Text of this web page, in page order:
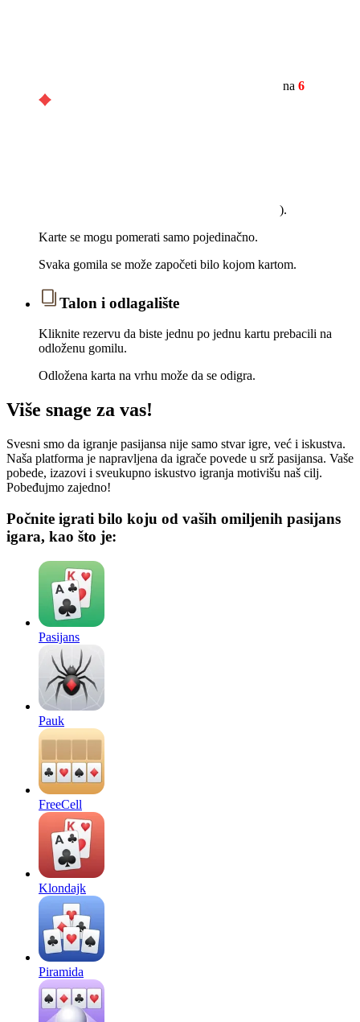
na 6
).
Karte se mogu pomerati samo pojedinačno.
Svaka gomila se može započeti bilo kojom kartom.
Talon i odlagalište
Kliknite rezervu da biste jednu po jednu kartu prebacili na
odloženu gomilu.
Odložena karta na vrhu može da se odigra.
Više snage za vas!
Svesni smo da igranje pasijansa nije samo stvar igre, već i iskustva.
Naša platforma je napravljena da igrače povede u srž pasijansa. Vaše
pobede, izazovi i sveukupno iskustvo igranja motivišu naš cilj.
Pobeđujmo zajedno!
Počnite igrati bilo koju od vaših omiljenih pasijans
igara, kao što je:
Pasijans
Pauk
FreeCell
Klondajk
Piramida